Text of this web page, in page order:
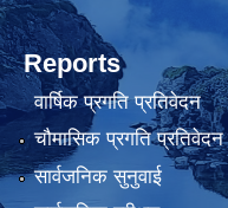
Reports
वार्षिक प्रगति प्रतिवेदन
चौमासिक प्रगति प्रतिवेदन
सार्वजनिक सुनुवाई